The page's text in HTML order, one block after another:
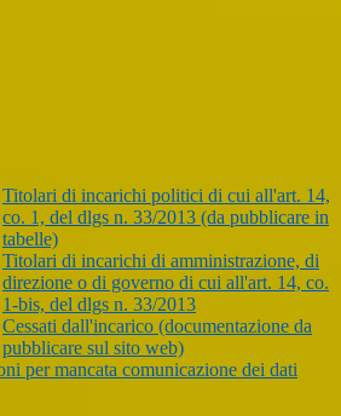
Titolari di incarichi politici di cui all'art. 14,
co. 1, del dlgs n. 33/2013 (da pubblicare in
tabelle)
Titolari di incarichi di amministrazione, di
direzione o di governo di cui all'art. 14, co.
1-bis, del dlgs n. 33/2013
Cessati dall'incarico (documentazione da
pubblicare sul sito web)
per mancata comunicazione dei dati